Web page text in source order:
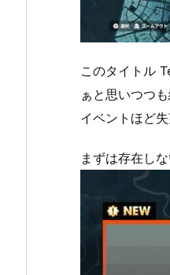
このタイトル
ぁと思いつつ
イベントほど
まずは存在し